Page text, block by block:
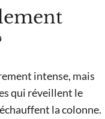
intense, mais
qui réveillent le
la colonne.